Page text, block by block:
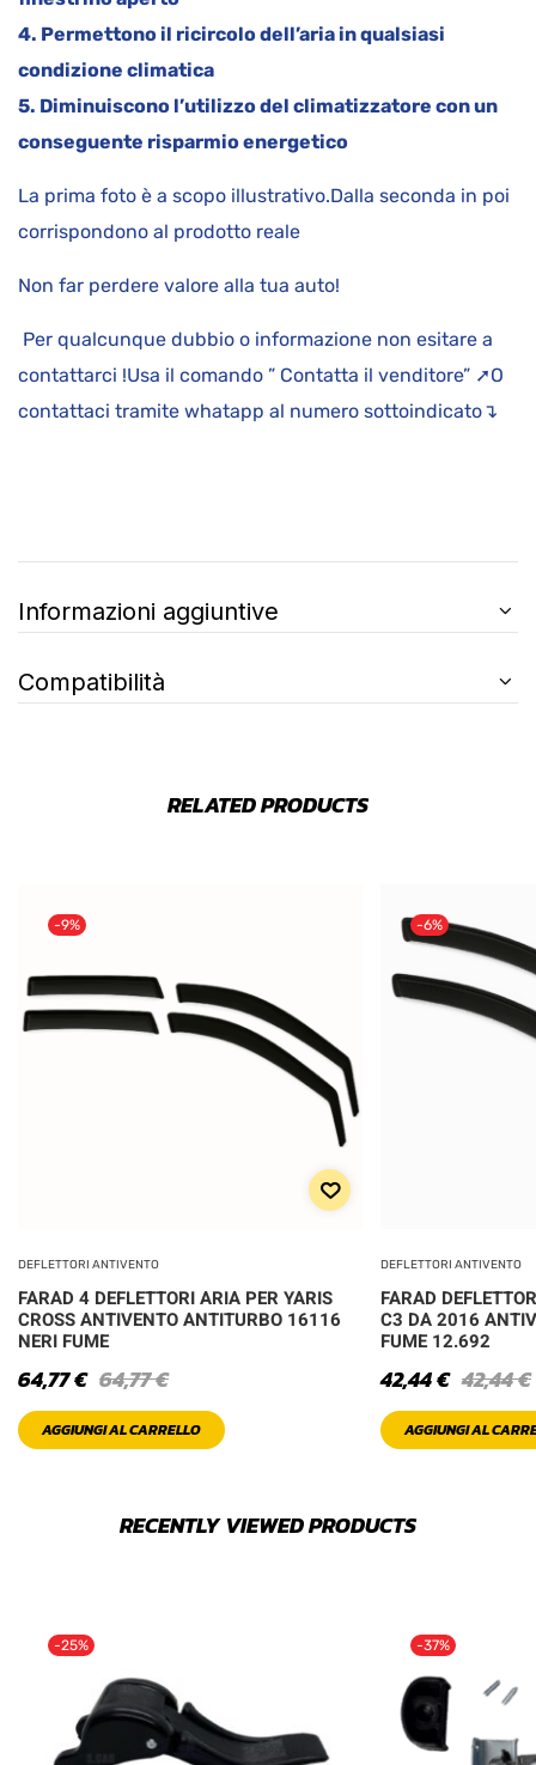
4. Permettono il ricircolo dell’aria in qualsiasi
condizione climatica
5. Diminuiscono l’utilizzo del climatizzatore con un
conseguente risparmio energetico
La prima foto è a scopo illustrativo.Dalla seconda in poi
corrispondono al prodotto reale
Non far perdere valore alla tua auto!
Per qualcunque dubbio o informazione non esitare a
contattarci !Usa il comando ” Contatta il venditore” ➚O
contattaci tramite whatapp al numero sottoindicato↴
Informazioni aggiuntive
Compatibilità
RELATED PRODUCTS
-9%
DEFLETTORI ANTIVENTO
FARAD 4 DEFLETTORI ARIA PER YARIS
CROSS ANTIVENTO ANTITURBO 16116
NERI FUME
64,77€
64,77€
AGGIUNGI AL CARRELLO
-6%
DEFLETTORI ANTIVENTO
FARAD
C3 DA 2016
FUME 12.692
42,44€
42,44€
AGGIUNGI AL
RECENTLY VIEWED PRODUCTS
-25% -37%